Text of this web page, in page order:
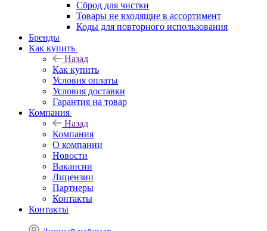
Сброд для чистки
Товары не входящие в ассортимент
Коды для повторного использования
Бренды
Как купить
Назад
Как купить
Условия оплаты
Условия доставки
Гарантия на товар
Компания
Назад
Компания
О компании
Новости
Вакансии
Лицензии
Партнеры
Контакты
Контакты